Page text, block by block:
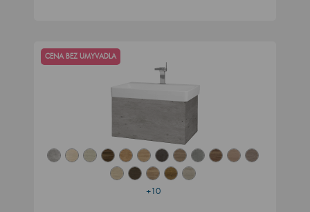
+10
CENA BEZ UMYVADLA